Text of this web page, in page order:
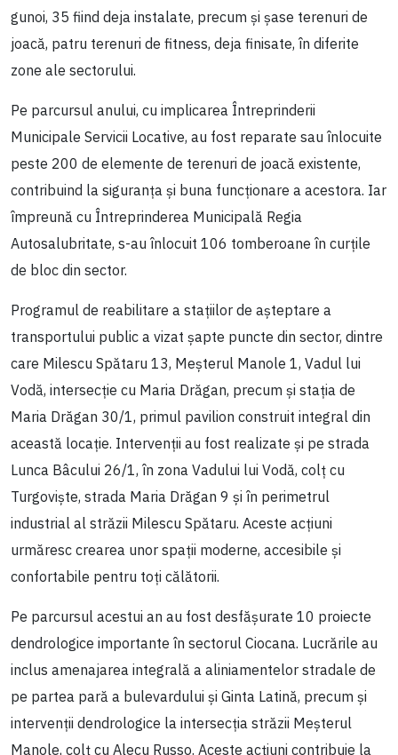
gunoi, 35 fiind deja instalate, precum și șase terenuri de
joacă, patru terenuri de fitness, deja finisate, în diferite
zone ale sectorului.
Pe parcursul anului, cu implicarea Întreprinderii
Municipale Servicii Locative, au fost reparate sau înlocuite
peste 200 de elemente de terenuri de joacă existente,
contribuind la siguranța și buna funcționare a acestora. Iar
împreună cu Întreprinderea Municipală Regia
Autosalubritate, s-au înlocuit 106 tomberoane în curțile
de bloc din sector.
Programul de reabilitare a stațiilor de așteptare a
transportului public a vizat șapte puncte din sector, dintre
care Milescu Spătaru 13, Meșterul Manole 1, Vadul lui
Vodă, intersecție cu Maria Drăgan, precum și stația de
Maria Drăgan 30/1, primul pavilion construit integral din
această locație. Intervenții au fost realizate și pe strada
Lunca Bâcului 26/1, în zona Vadului lui Vodă, colț cu
Turgoviște, strada Maria Drăgan 9 și în perimetrul
industrial al străzii Milescu Spătaru. Aceste acțiuni
urmăresc crearea unor spații moderne, accesibile și
confortabile pentru toți călătorii.
Pe parcursul acestui an au fost desfășurate 10 proiecte
dendrologice importante în sectorul Ciocana. Lucrările au
inclus amenajarea integrală a aliniamentelor stradale de
pe partea pară a bulevardului și Ginta Latină, precum și
intervenții dendrologice la intersecția străzii Meșterul
Manole, colț cu Alecu Russo. Aceste acțiuni contribuie la